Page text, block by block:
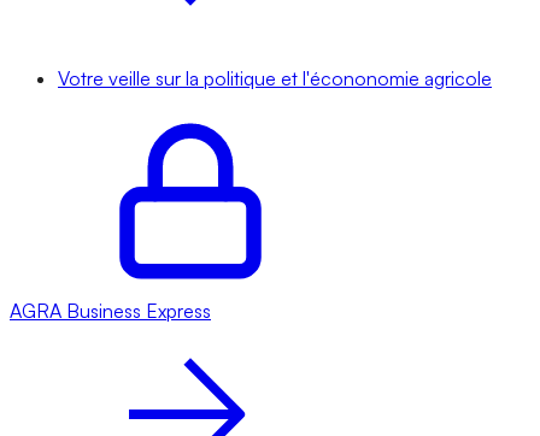
Votre veille sur la politique et l'écononomie agricole
AGRA Business Express